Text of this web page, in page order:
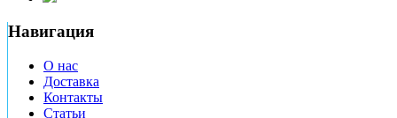
Навигация
О нас
Доставка
Контакты
Статьи